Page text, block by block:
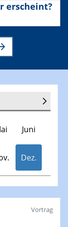
erscheint?
Juni
Dez.
Vortrag